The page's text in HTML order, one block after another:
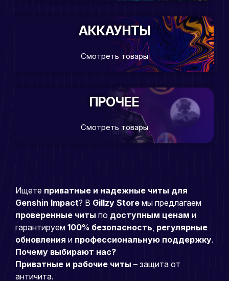
АККАУНТЫ
Смотреть товары
ПРОЧЕЕ
Смотреть товары
Ищете приватные и надежные читы для
Genshin Impact? В Gillzy Store мы предлагаем
проверенные читы по доступным ценам и
гарантируем 100% безопасность, регулярные
обновления и профессиональную поддержку.
Почему выбирают нас?
Приватные и рабочие читы – защита от
античита.